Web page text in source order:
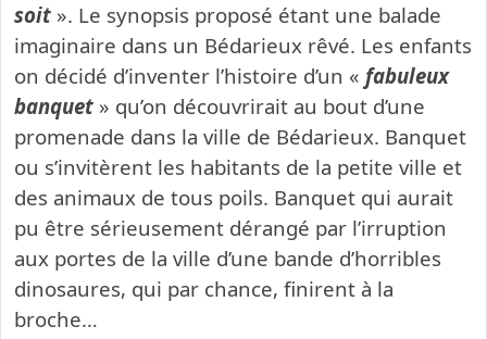
soit ». Le synopsis proposé étant une balade
imaginaire dans un Bédarieux rêvé. Les enfants
on décidé d’inventer l’histoire d’un « fabuleux
banquet » qu’on découvrirait au bout d’une
promenade dans la ville de Bédarieux. Banquet
ou s’invitèrent les habitants de la petite ville et
des animaux de tous poils. Banquet qui aurait
pu être sérieusement dérangé par l’irruption
aux portes de la ville d’une bande d’horribles
dinosaures, qui par chance, finirent à la
broche…